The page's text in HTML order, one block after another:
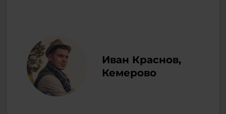
Иван Краснов,
Кемерово